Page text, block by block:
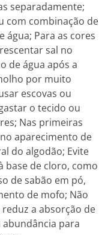
separadamente;
com combinação de
Para as cores
sal no
de água após a
por muito
escovas ou
o tecido ou
Nas primeiras
aparecimento de
do algodão; Evite
base de cloro, como
de sabão em pó,
de mofo; Não
a absorção de
abundância para